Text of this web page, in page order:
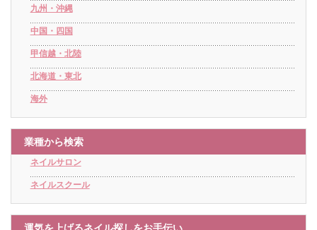
九州・沖縄
中国・四国
甲信越・北陸
北海道・東北
海外
業種から検索
ネイルサロン
ネイルスクール